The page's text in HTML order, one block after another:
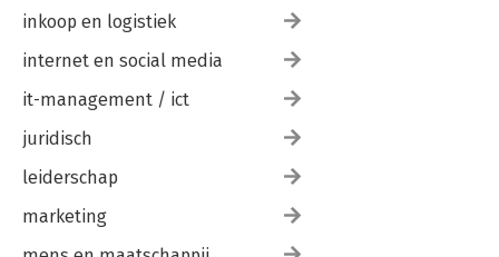
inkoop en logistiek
internet en social media
it-management / ict
juridisch
leiderschap
marketing